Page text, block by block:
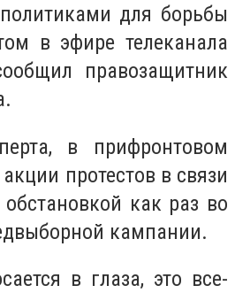
для борьбы
в эфире телеканала
правозащитник
в прифронтовом
протестов в связи
как раз во
кампании.
в глаза, это все-